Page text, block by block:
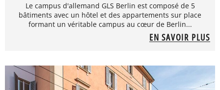
Le campus d'allemand GLS Berlin est composé de 5
bâtiments avec un hôtel et des appartements sur place
formant un véritable campus au cœur de Berlin...
EN SAVOIR PLUS